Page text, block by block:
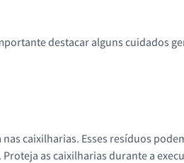
destacar alguns cuidados
caixilharias. Esses resíduos
as caixilharias durante a